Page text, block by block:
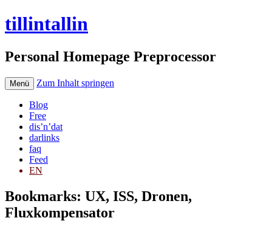
tillintallin
Personal Homepage Preprocessor
Menü Zum Inhalt springen
Blog
Free
dis’n’dat
darlinks
faq
Feed
EN
Bookmarks: UX, ISS, Dronen,
Fluxkompensator